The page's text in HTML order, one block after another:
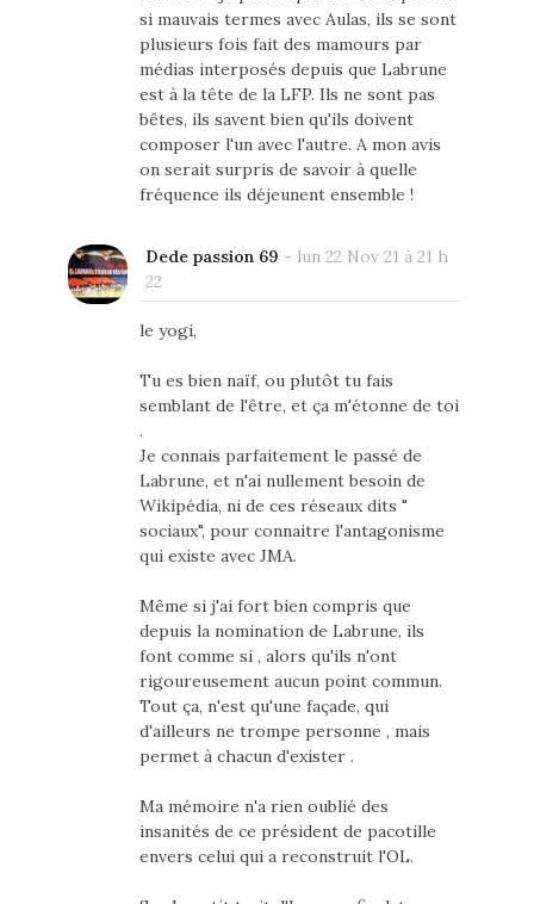
si mauvais termes avec Aulas, ils se sont
plusieurs fois fait des mamours par
médias interposés depuis que Labrune
est à la tête de la LFP. Ils ne sont pas
bêtes, ils savent bien qu'ils doivent
composer l'un avec l'autre. A mon avis
on serait surpris de savoir à quelle
fréquence ils déjeunent ensemble !
Dede passion 69 - lun 22 Nov 21 à 21 h
22
le yogi,
Tu es bien naïf, ou plutôt tu fais
semblant de l'être, et ça m'étonne de toi
.
Je connais parfaitement le passé de
Labrune, et n'ai nullement besoin de
Wikipédia, ni de ces réseaux dits "
sociaux", pour connaitre l'antagonisme
qui existe avec JMA.
Même si j'ai fort bien compris que
depuis la nomination de Labrune, ils
font comme si , alors qu'ils n'ont
rigoureusement aucun point commun.
Tout ça, n'est qu'une façade, qui
d'ailleurs ne trompe personne , mais
permet à chacun d'exister .
Ma mémoire n'a rien oublié des
insanités de ce président de pacotille
envers celui qui a reconstruit l'OL.